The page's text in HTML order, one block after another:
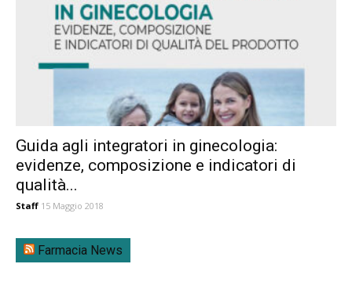
Guida agli integratori in ginecologia:
evidenze, composizione e indicatori di
qualità...
Staff 15 Maggio 2018
Farmacia News